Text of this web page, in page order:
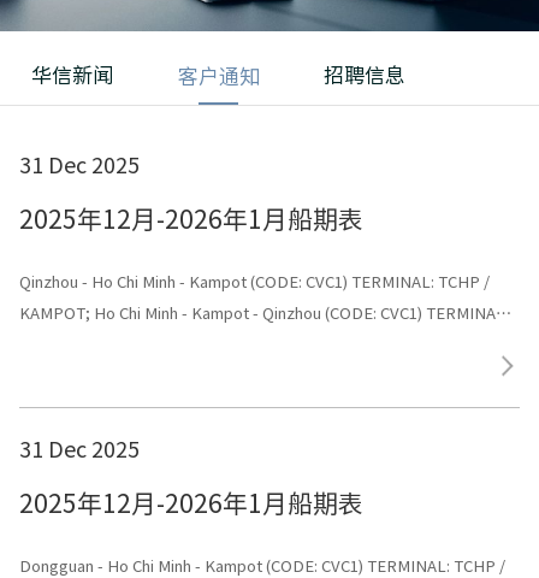
华信新闻 客户通知 招聘信息
31 Dec 2025
2025年12月-2026年1月船期表
Qinzhou - Ho Chi Minh - Kampot (CODE: CVC1) TERMINAL: TCHP /
KAMPOT; Ho Chi Minh - Kampot - Qinzhou (CODE: CVC1) TERMINAL:
31 Dec 2025
2025年12月-2026年1月船期表
Dongguan - Ho Chi Minh - Kampot (CODE: CVC1) TERMINAL: TCHP /